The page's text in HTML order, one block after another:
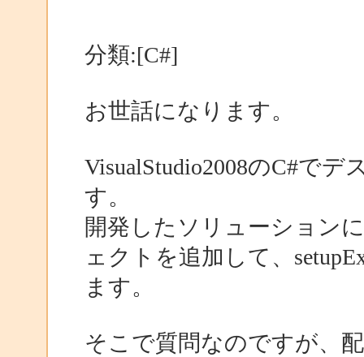
分類:[C#]
お世話になります。
VisualStudio2008のC#で
す。
開発したソリューション
ェクトを追加して、
ます。
そこで質問なのですが、